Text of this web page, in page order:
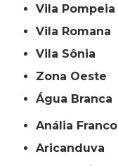
Vila Pompeia
Vila Romana
Vila Sônia
Zona Oeste
Água Branca
Anália Franco
Aricanduva